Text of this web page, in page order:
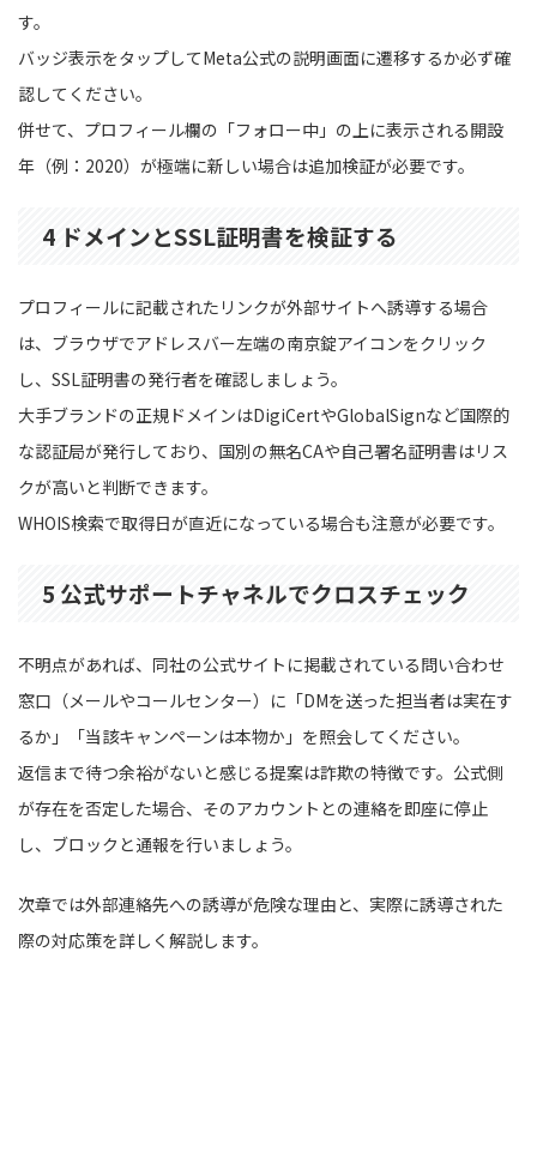
す。
バッジ表示をタップしてMeta公式の説明画面に遷移するか必ず確
認してください。
併せて、プロフィール欄の「フォロー中」の上に表示される開設
年（例：2020）が極端に新しい場合は追加検証が必要です。
4 ドメインとSSL証明書を検証する
プロフィールに記載されたリンクが外部サイトへ誘導する場合
は、ブラウザでアドレスバー左端の南京錠アイコンをクリック
し、SSL証明書の発行者を確認しましょう。
大手ブランドの正規ドメインはDigiCertやGlobalSignなど国際的
な認証局が発行しており、国別の無名CAや自己署名証明書はリス
クが高いと判断できます。
WHOIS検索で取得日が直近になっている場合も注意が必要です。
5 公式サポートチャネルでクロスチェック
不明点があれば、同社の公式サイトに掲載されている問い合わせ
窓口（メールやコールセンター）に「DMを送った担当者は実在す
るか」「当該キャンペーンは本物か」を照会してください。
返信まで待つ余裕がないと感じる提案は詐欺の特徴です。公式側
が存在を否定した場合、そのアカウントとの連絡を即座に停止
し、ブロックと通報を行いましょう。
次章では外部連絡先への誘導が危険な理由と、実際に誘導された
際の対応策を詳しく解説します。